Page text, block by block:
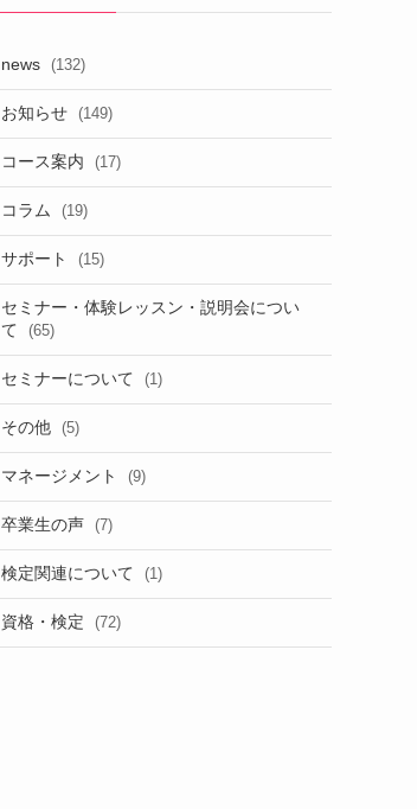
news (132)
お知らせ (149)
コース案内 (17)
コラム (19)
サポート (15)
セミナー・体験レッスン・説明会につい
て
(65)
セミナーについて (1)
その他 (5)
マネージメント (9)
卒業生の声 (7)
検定関連について (1)
資格・検定 (72)